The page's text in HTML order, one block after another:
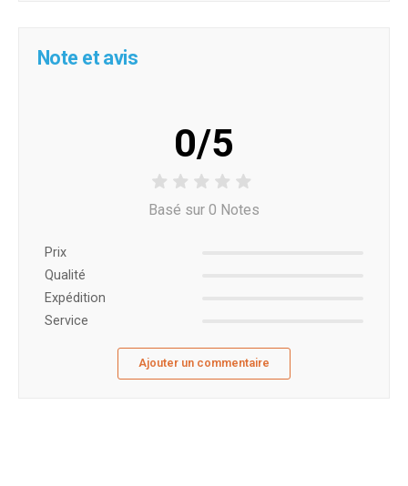
Note et avis
0/5
Basé sur 0 Notes
Prix ​​
Qualité
Expédition
Service
Ajouter un commentaire